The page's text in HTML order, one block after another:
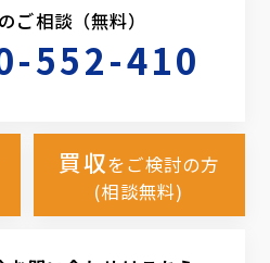
ご相談（無料）
552-410
買収をご検討の方
(相談無料)